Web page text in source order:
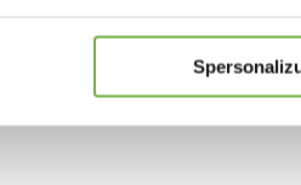
30 INNYCH PRODUKTÓW